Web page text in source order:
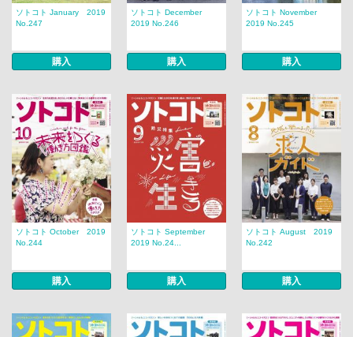
ソトコト January 2019
No.247
購入
ソトコト December
2019 No.246
購入
ソトコト November
2019 No.245
購入
ソトコト October 2019
No.244
購入
ソトコト September
2019 No.24...
購入
ソトコト August 2019
No.242
購入